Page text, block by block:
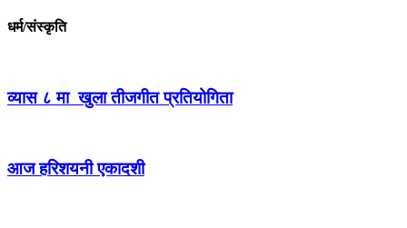
धर्म/संस्कृति
व्यास ८ मा खुला तीजगीत प्रतियोगिता
आज हरिशयनी एकादशी